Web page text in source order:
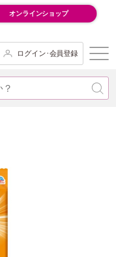
オンラインショップ
ログイン･会員登録